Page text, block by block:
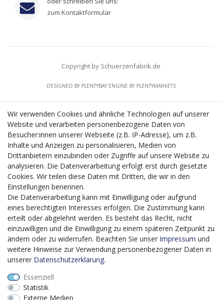
zum Kontaktformular
Copyright by Schuerzenfabrik.de
DESIGNED BY PLENTYBAYENGINE BY PLENTYMARKETS
CMS-Softwaresystems zur digitalen Optimierung
von Geschäftsprozessen
Mit dem vorgenannten Projekt, welches im Zeitraum vom
20.12.2023 bis zum 29.02.2024 im Rahmen des
Förderprogrammes Digitalisierung Zuschuss EFRE 2021
bis 2027 umgesetzt wird, möchten wir in die Anschaffung
eines Content-Management-Systems (CMS-
Softwaresystem) investieren, um unseren Online-Shop
künftig selbst verwalten zu können. Diese Software dient
der effizienteren gemeinschaftlichen Erstellung,
Bearbeitung, Organisation und Darstellung digitaler
Inhalte (Content) in unserem Unternehmen. Dies ist
insbesondere für den Vertrieb von Bedeutung. Bisher
Software digitalisiert werden was zu einer enormen
Zeitersparnis führt.
Wir verwenden Cookies und ähnliche Technologien auf unserer
Website und verarbeiten personenbezogene Daten von
Besucher:innen unserer Webseite (z.B. IP-Adresse), um z.B.
Inhalte und Anzeigen zu personalisieren, Medien von
Drittanbietern einzubinden oder Zugriffe auf unsere Website zu
analysieren. Die Datenverarbeitung erfolgt erst durch gesetzte
Cookies. Wir teilen diese Daten mit Dritten, die wir in den
Einstellungen benennen.
Die Datenverarbeitung kann mit Einwilligung oder aufgrund
eines berechtigten Interesses erfolgen. Die Zustimmung kann
erteilt oder abgelehnt werden. Es besteht das Recht, nicht
einzuwilligen und die Einwilligung zu einem späteren Zeitpunkt zu
ändern oder zu widerrufen. Beachten Sie unser Impressum und
weitere Hinweise zur Verwendung personenbezogener Daten in
unserer Daten­schutz­erklärung.
Essenziell
Statistik
Externe Medien